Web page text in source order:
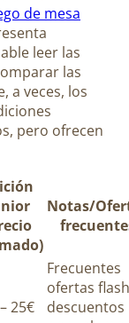
de mesa
leer las
las
a veces, los
pero ofrecen
Notas/
25€
Frecuentes
ofertas
descuentos